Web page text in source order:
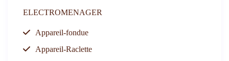
ELECTROMENAGER
Appareil-fondue
Appareil-Raclette